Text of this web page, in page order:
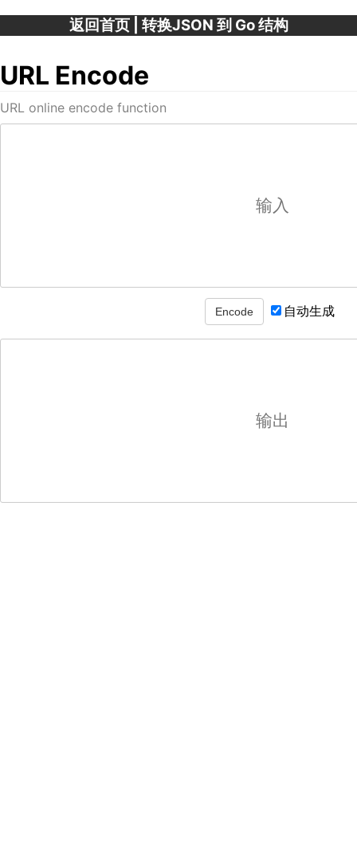
返回首页| 转换JSON 到 Go 结构
URL Encode
URL online encode function
自动生成